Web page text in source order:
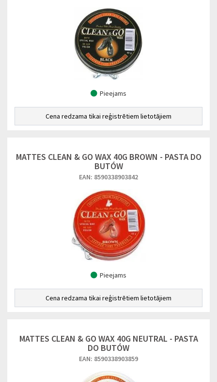
Pieejams
Cena redzama tikai reģistrētiem lietotājiem
MATTES CLEAN & GO WAX 40G BROWN - PASTA DO
BUTÓW
EAN: 8590338903842
Pieejams
Cena redzama tikai reģistrētiem lietotājiem
MATTES CLEAN & GO WAX 40G NEUTRAL - PASTA
DO BUTÓW
EAN: 8590338903859